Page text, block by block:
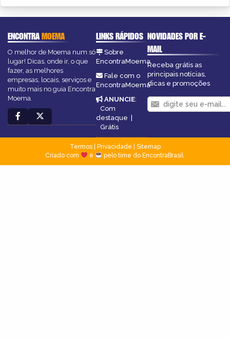
ENCONTRAMOEMA
O melhor de Moema num só
lugar! Dicas, onde ir, o que
fazer, as melhores
empresas, locais, serviços e
muito mais no guia Encontra
Moema.
LINKS RÁPIDOS
Sobre
EncontraMoema
Fale com o
EncontraMoema
ANUNCIE:
Com
destaque |
Grátis
NOVIDADES POR E-
MAIL
Receba grátis as
principais notícias,
dicas e promoções
Termos| Privacidade
Sitemap
Criado com
e pelo time do EncontraBrasil